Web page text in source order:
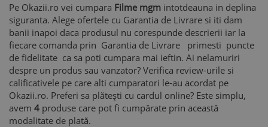
Pe Okazii.ro vei cumpara Filme mgm intotdeauna in deplina
siguranta. Alege ofertele cu Garantia de Livrare si iti dam
banii inapoi daca produsul nu corespunde descrierii iar la
fiecare comanda prin Garantia de Livrare primesti puncte
de fidelitate ca sa poti cumpara mai ieftin. Ai nelamuriri
despre un produs sau vanzator? Verifica review-urile si
calificativele pe care alti cumparatori le-au acordat pe
Okazii.ro. Preferi sa plătești cu cardul online? Este simplu,
avem 4 produse care pot fi cumpărate prin această
modalitate de plată.